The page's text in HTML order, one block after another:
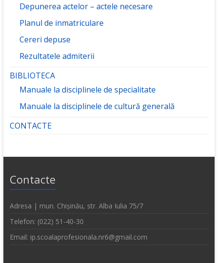
Depunerea actelor – actele necesare
Planul de inmatriculare
Cereri depuse
Rezultatele admiterii
BIBLIOTECA
Manuale la disciplinele de specialitate
Manuale la disciplinele de cultură generală
CONTACTE
Contacte
Adresa | mun. Chișinău, str. Alba Iulia 75/7
Telefon: (022) 51-40-30
Email: ip.scoalaprofesionala.nr6@gmail.com